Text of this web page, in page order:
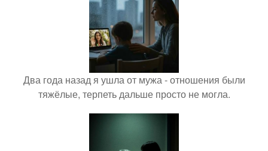
Два года назад я ушла от мужа - отношения были
тяжёлые, терпеть дальше просто не могла.